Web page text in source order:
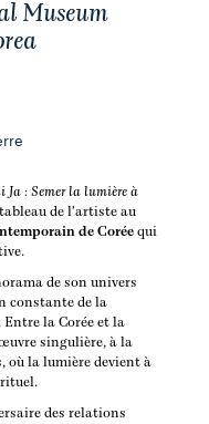
Museum
Ja : Semer la lumière à
de l'artiste au
de Corée qui
de son univers
constante de la
la Corée et la
singulière, à la
où la lumière devient à
des relations